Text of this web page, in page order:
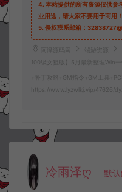
4. 本站提供的所有资源仅供参
业用途，请大家不要用于商用！
5. 侵权联系邮箱：
阿泽源码网 端游资源
100级女狙版】5月最新整理Win
+补丁攻略+GM指令+GM工具
https://www.lyzwlkj.vip/47626/
冷雨泽ღ 默